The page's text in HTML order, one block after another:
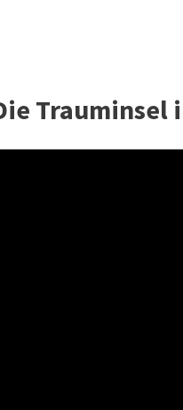
Trauminsel